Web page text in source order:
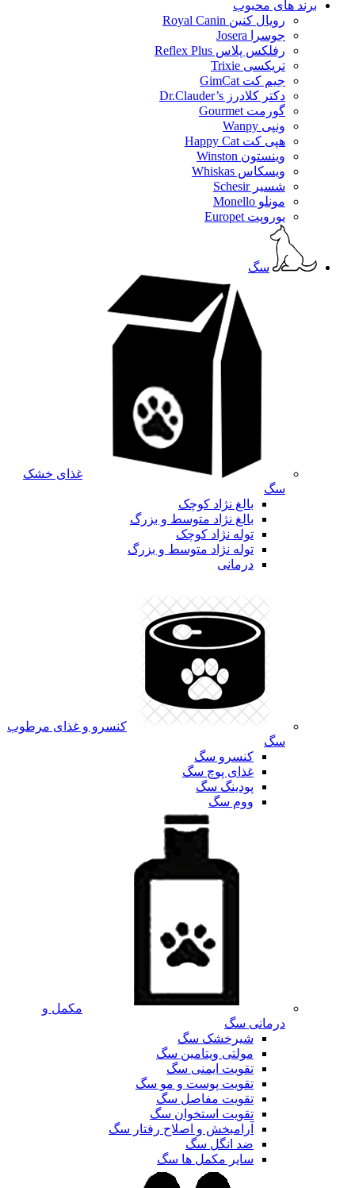
برند های محبوب
رویال کنین Royal Canin
جوسرا Josera
رفلکس پلاس Reflex Plus
تریکسی Trixie
جیم کت GimCat
دکتر کلادرز Dr.Clauder’s
گورمت Gourmet
ونپی Wanpy
هپی کت Happy Cat
وینستون Winston
ویسکاس Whiskas
شسیر Schesir
مونلو Monello
یوروپت Europet
سگ
غذای خشک
سگ
بالغ نژاد کوچک
بالغ نژاد متوسط و بزرگ
توله نژاد کوچک
توله نژاد متوسط و بزرگ
درمانی
کنسرو و غذای مرطوب
سگ
کنسرو سگ
غذای پوچ سگ
پودینگ سگ
ووم سگ
مکمل و
درمانی سگ
شیرخشک سگ
مولتی ویتامین سگ
تقویت ایمنی سگ
تقویت پوست و مو سگ
تقویت مفاصل سگ
تقویت استخوان سگ
آرامبخش و اصلاح رفتار سگ
ضد انگل سگ
سایر مکمل ها سگ